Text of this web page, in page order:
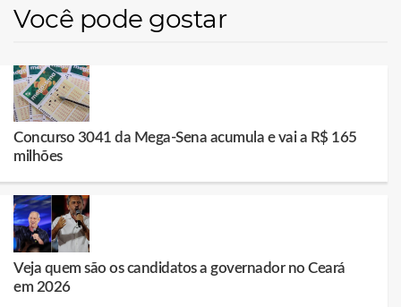
Você pode gostar
Concurso 3041 da Mega-Sena acumula e vai a R$ 165
milhões
Veja quem são os candidatos a governador no Ceará
em 2026